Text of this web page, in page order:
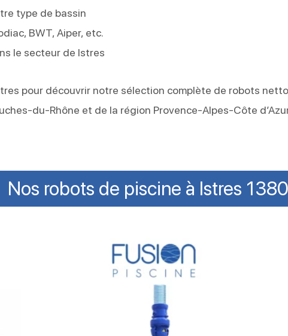
type de bassin
BWT, Aiper, etc.
le secteur de Istres
pour découvrir notre sélection complète de robots
du-Rhône et de la région Provence-Alpes-Côte
Nos robots de piscine à Istres